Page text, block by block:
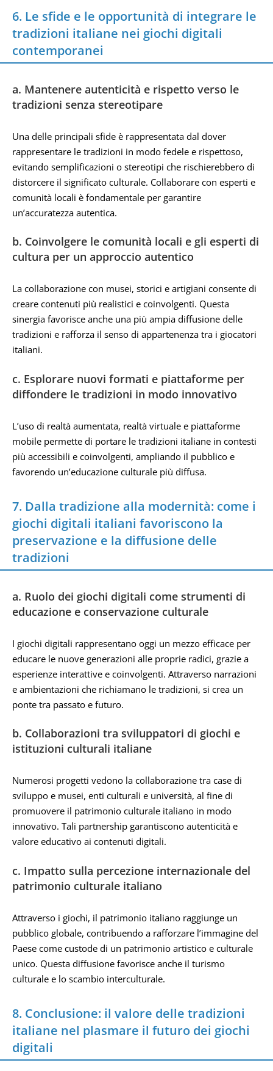
6. Le sfide e le opportunità di integrare le
tradizioni italiane nei giochi digitali
contemporanei
a. Mantenere autenticità e rispetto verso le
tradizioni senza stereotipare
Una delle principali sfide è rappresentata dal dover
rappresentare le tradizioni in modo fedele e rispettoso,
evitando semplificazioni o stereotipi che rischierebbero di
distorcere il significato culturale. Collaborare con esperti e
comunità locali è fondamentale per garantire
un’accuratezza autentica.
b. Coinvolgere le comunità locali e gli esperti di
cultura per un approccio autentico
La collaborazione con musei, storici e artigiani consente di
creare contenuti più realistici e coinvolgenti. Questa
sinergia favorisce anche una più ampia diffusione delle
tradizioni e rafforza il senso di appartenenza tra i giocatori
italiani.
c. Esplorare nuovi formati e piattaforme per
diffondere le tradizioni in modo innovativo
L’uso di realtà aumentata, realtà virtuale e piattaforme
mobile permette di portare le tradizioni italiane in contesti
più accessibili e coinvolgenti, ampliando il pubblico e
favorendo un’educazione culturale più diffusa.
7. Dalla tradizione alla modernità: come i
giochi digitali italiani favoriscono la
preservazione e la diffusione delle
tradizioni
a. Ruolo dei giochi digitali come strumenti di
educazione e conservazione culturale
I giochi digitali rappresentano oggi un mezzo efficace per
educare le nuove generazioni alle proprie radici, grazie a
esperienze interattive e coinvolgenti. Attraverso narrazioni
e ambientazioni che richiamano le tradizioni, si crea un
ponte tra passato e futuro.
b. Collaborazioni tra sviluppatori di giochi e
istituzioni culturali italiane
Numerosi progetti vedono la collaborazione tra case di
sviluppo e musei, enti culturali e università, al fine di
promuovere il patrimonio culturale italiano in modo
innovativo. Tali partnership garantiscono autenticità e
valore educativo ai contenuti digitali.
c. Impatto sulla percezione internazionale del
patrimonio culturale italiano
Attraverso i giochi, il patrimonio italiano raggiunge un
pubblico globale, contribuendo a rafforzare l’immagine del
Paese come custode di un patrimonio artistico e culturale
unico. Questa diffusione favorisce anche il turismo
culturale e lo scambio interculturale.
8. Conclusione: il valore delle tradizioni
italiane nel plasmare il futuro dei giochi
digitali